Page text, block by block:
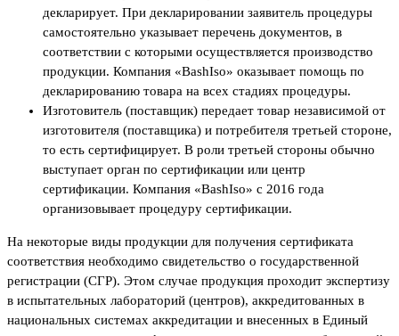
декларирует. При декларировании заявитель процедуры
самостоятельно указывает перечень документов, в
соответствии с которыми осуществляется производство
продукции. Компания «BashIso» оказывает помощь по
декларированию товара на всех стадиях процедуры.
Изготовитель (поставщик) передает товар независимой от
изготовителя (поставщика) и потребителя третьей стороне,
то есть сертифицирует. В роли третьей стороны обычно
выступает орган по сертификации или центр
сертификации. Компания «BashIso» с 2016 года
организовывает процедуру сертификации.
На некоторые виды продукции для получения сертификата
соответствия необходимо свидетельство о государственной
регистрации (СГР). Этом случае продукция проходит экспертизу
в испытательных лабораторий (центров), аккредитованных в
национальных системах аккредитации и внесенных в Единый